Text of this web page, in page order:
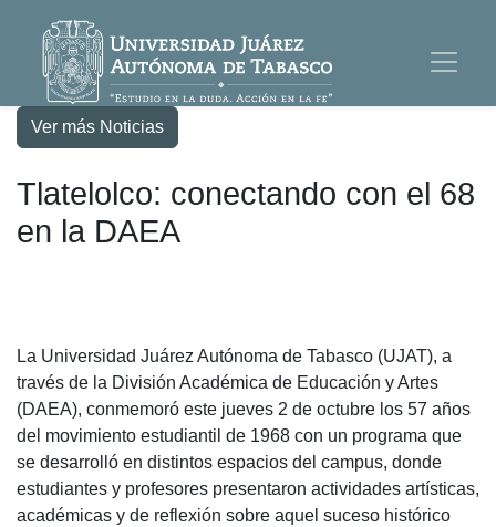
Ver más Noticias
Tlatelolco: conectando con el 68
en la DAEA
La Universidad Juárez Autónoma de Tabasco (UJAT), a
través de la División Académica de Educación y Artes
(DAEA), conmemoró este jueves 2 de octubre los 57 años
del movimiento estudiantil de 1968 con un programa que
se desarrolló en distintos espacios del campus, donde
estudiantes y profesores presentaron actividades artísticas,
académicas y de reflexión sobre aquel suceso histórico